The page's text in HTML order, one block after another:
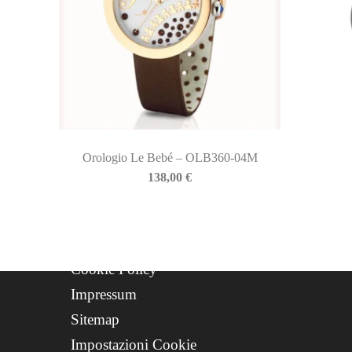
Orologio Le Bebé – OLB360-04M
138,00€
QUICKLINKS
WhatsApp Support
Cookie Policy
Impressum
Sitemap
Impostazioni Cookie